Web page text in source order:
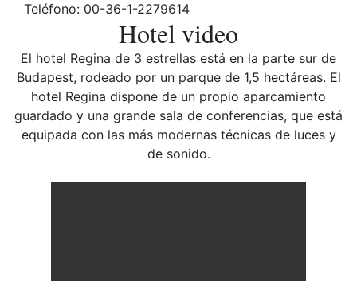
Teléfono: 00-36-1-2279614
Hotel video
El hotel Regina de 3 estrellas está en la parte sur de
Budapest, rodeado por un parque de 1,5 hectáreas. El
hotel Regina dispone de un propio aparcamiento
guardado y una grande sala de conferencias, que está
equipada con las más modernas técnicas de luces y
de sonido.